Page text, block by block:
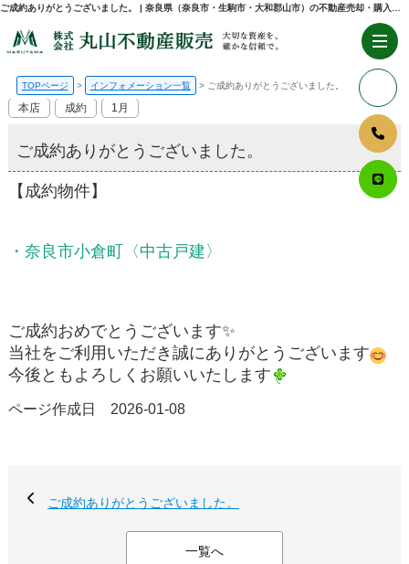
TOPページ インフォメーション一覧 ご成約ありがとうございました。
本店 成約 1月
ご成約ありがとうございました。
【成約物件】
・奈良市小倉町〈中古戸建〉
ご成約おめでとうございます✨
当社をご利用いただき誠にありがとうございます
今後ともよろしくお願いいたします
ページ作成日 2026-01-08
ご成約ありがとうございました。
一覧へ